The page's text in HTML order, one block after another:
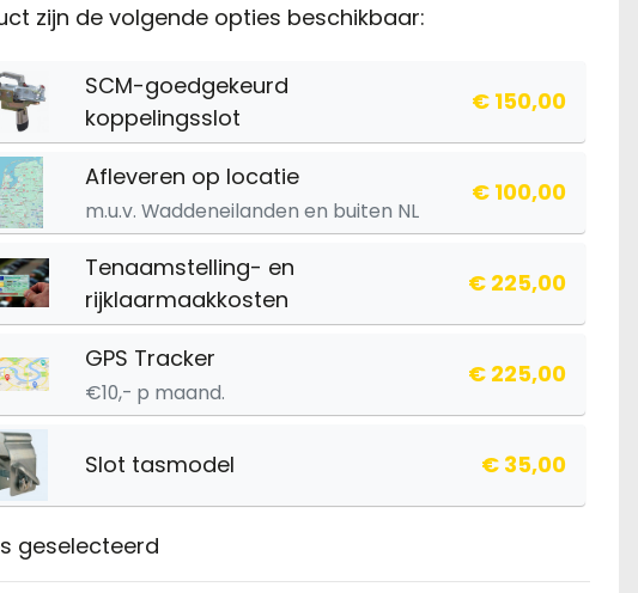
zijn de volgende opties beschikbaar:
SCM-goedgekeurd
koppelingsslot
€ 150,00
Afleveren op locatie
m.u.v. Waddeneilanden en buiten NL
€ 100,00
Tenaamstelling- en
rijklaarmaakkosten
€ 225,00
GPS Tracker
€10,- p maand.
€ 225,00
Slot tasmodel € 35,00
geselecteerd